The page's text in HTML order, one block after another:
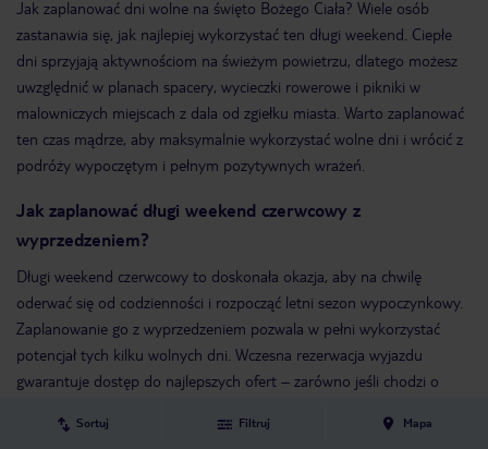
Sortuj Filtruj Mapa
Jak zaplanować dni wolne na święto Bożego Ciała? Wiele osób
zastanawia się, jak najlepiej wykorzystać ten długi weekend. Ciepłe
dni sprzyjają aktywnościom na świeżym powietrzu, dlatego możesz
uwzględnić w planach spacery, wycieczki rowerowe i pikniki w
malowniczych miejscach z dala od zgiełku miasta. Warto zaplanować
ten czas mądrze, aby maksymalnie wykorzystać wolne dni i wrócić z
podróży wypoczętym i pełnym pozytywnych wrażeń.
Jak zaplanować długi weekend czerwcowy z
wyprzedzeniem?
Długi weekend czerwcowy to doskonała okazja, aby na chwilę
oderwać się od codzienności i rozpocząć letni sezon wypoczynkowy.
Zaplanowanie go z wyprzedzeniem pozwala w pełni wykorzystać
potencjał tych kilku wolnych dni. Wczesna rezerwacja wyjazdu
gwarantuje dostęp do najlepszych ofert – zarówno jeśli chodzi o
najlepsze miejsce na rodzinny wyjazd pełen przygód, relaksujący